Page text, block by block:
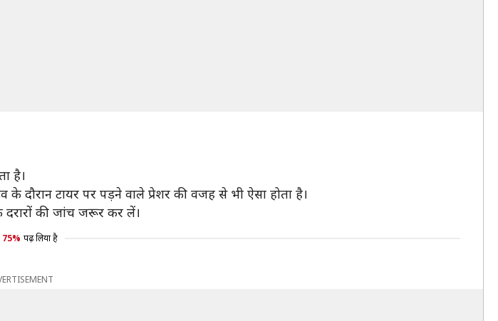
है।
दौरान टायर पर पड़ने वाले प्रेशर की वजह से भी ऐसा होता है।
दरारों की जांच जरूर कर लें।
75% पढ़ लिया है